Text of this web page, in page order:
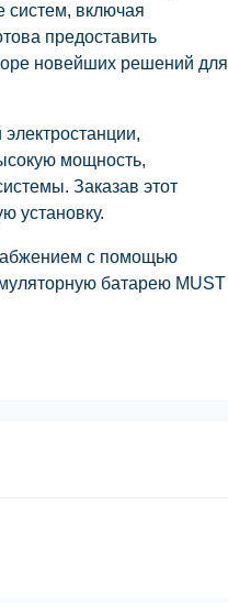
систем, включая
предоставить
новейших решений для
мощность,
Заказав этот
установку.
с помощью
батарею MUST